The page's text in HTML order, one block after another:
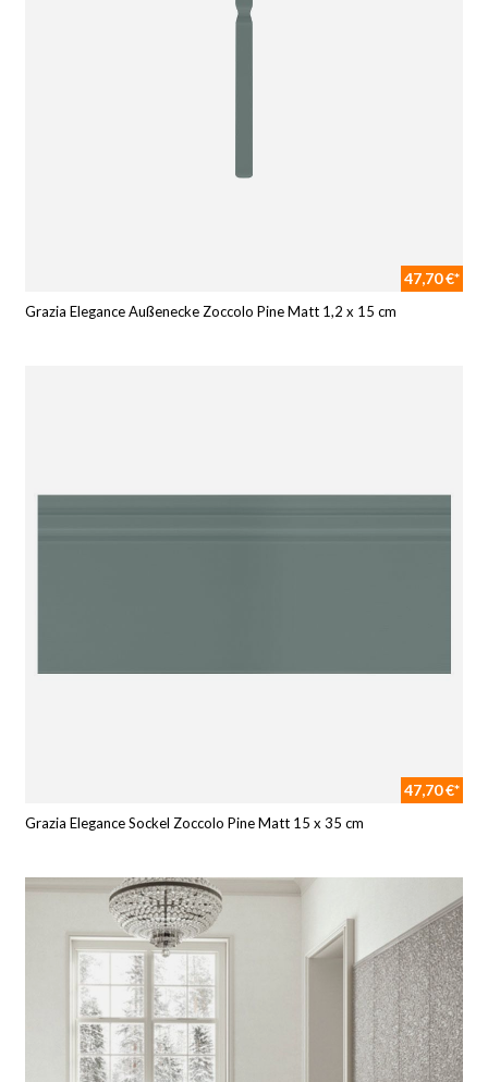
47,70 €*
Grazia Elegance Außenecke Zoccolo Pine Matt 1,2 x 15 cm
47,70 €*
Grazia Elegance Sockel Zoccolo Pine Matt 15 x 35 cm